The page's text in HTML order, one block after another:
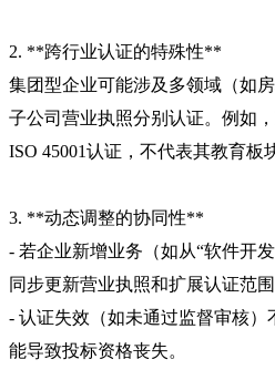
2. **跨行业认证的特殊性**
集团型企业可能涉及多领域（如
子公司营业执照分别认证。例如
ISO 45001认证，不代表其教育板
3. **动态调整的协同性**
- 若企业新增业务（如从“软件开
同步更新营业执照和扩展认证范围
- 认证失效（如未通过监督审核
能导致投标资格丧失。